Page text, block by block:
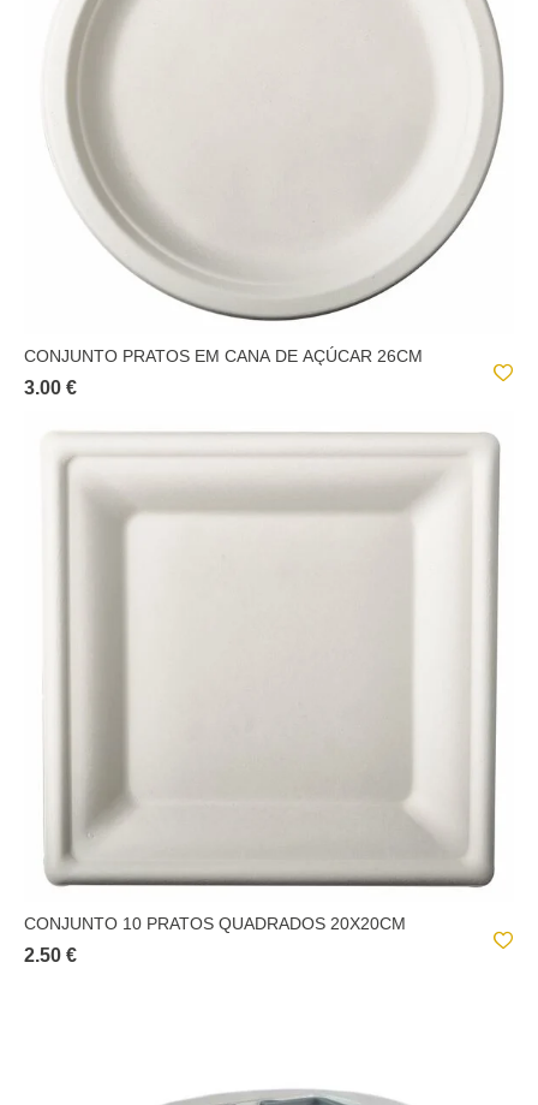
CONJUNTO PRATOS EM CANA DE AÇÚCAR 26CM
3.00 €
CONJUNTO 10 PRATOS QUADRADOS 20X20CM
2.50 €